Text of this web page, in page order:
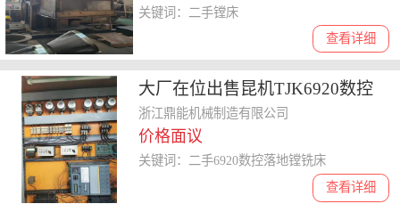
查看详细
关键词：二手镗床
大厂在位出售昆机TJK6920数控
落地镗铣床
浙江鼎能机械制造有限公司
价格面议
查看详细
关键词：二手6920数控落地镗铣床